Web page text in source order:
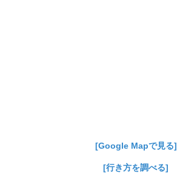
[Google Mapで見る]
[行き方を調べる]